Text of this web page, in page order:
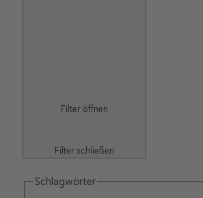
Filter öffnen
Filter schließen
Schlagwörter